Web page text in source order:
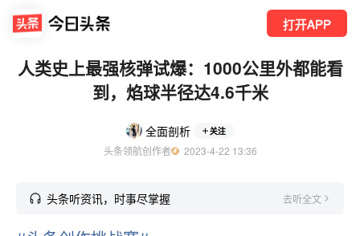
打开APP
人类史上最强核弹试爆：1000公里外都能看
到，焰球半径达4.6千米
全面剖析 关注
头条领航创作者
  2023-4-22 13:36
头条听资讯，时事尽掌握 去听全文